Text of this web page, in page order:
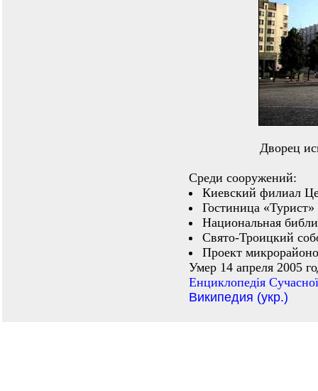
Дворец
Среди сооружений:
Киевский филиал
Гостиница
Национальная
Свято-Троицкий
Проект
Умер 14 апреля 2005
Енциклопедiя
Википедия (укр.)